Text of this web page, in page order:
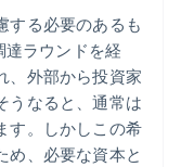
する必要のあるも
達ラウンドを経
、外部から投資家
うなると、通常は
す。しかしこの希
め、必要な資本と